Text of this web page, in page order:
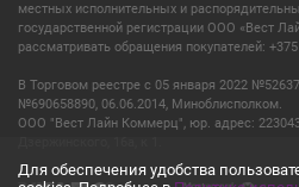
местных исполнительных и
государственной регистрации ООО «Вест
рассматривать обращения покупателей:
В Торговом реестре с 05 января 2022
№690658890, 06.06.2014, Миноблисполком.
ООО "Вест Лайн Коммерц", юр. адрес:
Для обеспечения удобства